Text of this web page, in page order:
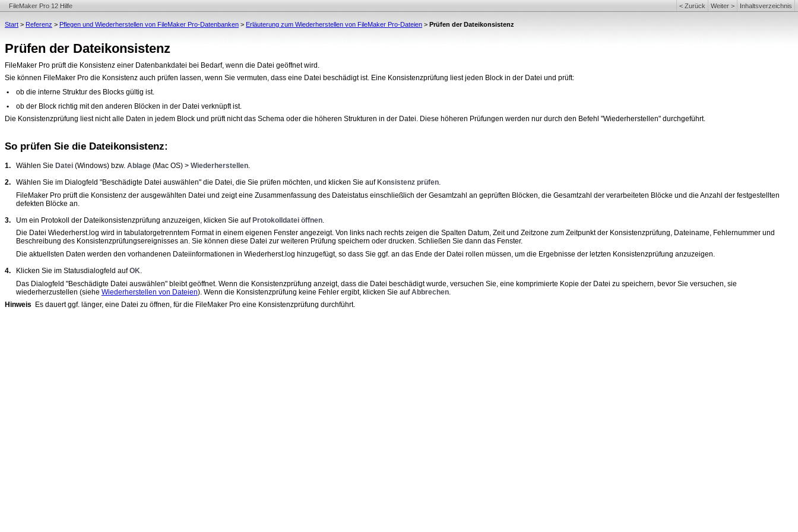
FileMaker Pro 12 Hilfe Inhaltsverzeichnis
Weiter >
< Zurück
Start > Referenz > Pflegen und Wiederherstellen von FileMaker Pro-Datenbanken > Erläuterung zum Wiederherstellen von FileMaker Pro-Dateien > Prüfen der Dateikonsistenz
Prüfen der Dateikonsistenz
FileMaker Pro prüft die Konsistenz einer Datenbankdatei bei Bedarf, wenn die Datei geöffnet wird.
Sie können FileMaker Pro die Konsistenz auch prüfen lassen, wenn Sie vermuten, dass eine Datei beschädigt ist. Eine Konsistenzprüfung liest jeden Block in der Datei und prüft:
•
ob die interne Struktur des Blocks gültig ist.
•
ob der Block richtig mit den anderen Blöcken in der Datei verknüpft ist.
Die Konsistenzprüfung liest nicht alle Daten in jedem Block und prüft nicht das Schema oder die höheren Strukturen in der Datei. Diese höheren Prüfungen werden nur durch den Befehl "Wiederherstellen" durchgeführt.
So prüfen Sie die Dateikonsistenz:
1. Wählen Sie Datei (Windows) bzw. Ablage (Mac OS) > Wiederherstellen
2. Wählen Sie im Dialogfeld "Beschädigte Datei auswählen" die Datei, die Sie prüfen möchten, und klicken Sie auf Konsistenz prüfen.
FileMakerPro prüft die Konsistenz der ausgewählten Datei und zeigt eine Zusammenfassung des Dateistatus einschließlich der Gesamtzahl an geprüften Blöcken, die Gesamtzahl der verarbeiteten Blöcke und die Anzahl der festgestellten
defekten Blöcke an.
3. Um ein Protokoll der Dateikonsistenzprüfung anzuzeigen, klicken Sie auf Protokolldatei öffnen.
Die Datei Wiederherst.log wird in tabulatorgetrenntem Format in einem eigenen Fenster angezeigt. Von links nach rechts zeigen die Spalten Datum, Zeit und Zeitzone zum Zeitpunkt der Konsistenzprüfung, Dateiname, Fehlernummer und
Beschreibung des Konsistenzprüfungsereignisses an. Sie können diese Datei zur weiteren Prüfung speichern oder drucken. Schließen Sie dann das Fenster.
Die aktuellsten Daten werden den vorhandenen Dateiinformationen in Wiederherst.log hinzugefügt, so dass Sie ggf. an das Ende der Datei rollen müssen, um die Ergebnisse der letzten Konsistenzprüfung anzuzeigen.
4. Klicken Sie im Statusdialogfeld aufOK.
Das Dialogfeld "Beschädigte Datei auswählen" bleibt geöffnet. Wenn die Konsistenzprüfung anzeigt, dass die Datei beschädigt wurde, versuchen Sie, eine komprimierte Kopie der Datei zu speichern, bevor Sie versuchen, sie
wiederherzustellen (siehe Wiederherstellen von Dateien). Wenn die Konsistenzprüfung keine Fehler ergibt, klicken Sie aufAbbrechen.
Hinweis
Es dauert ggf. länger, eine Datei zu öffnen, für die FileMaker Pro eine Konsistenzprüfung durchführt.